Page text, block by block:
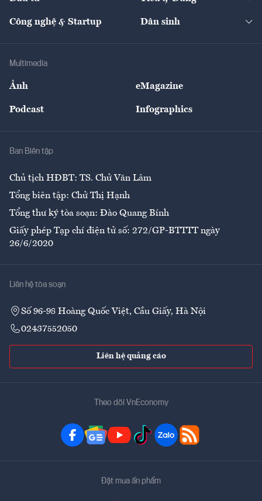
Tư vấn
Thị trường
Nông sản
Giải trí
Công nghệ & Startup Dân sinh
Multimedia
Ảnh eMagazine
Podcast Infographics
Ban Biên tập
Chủ tịch HĐBT: TS. Chử Văn Lâm
Tổng biên tập: Chử Thị Hạnh
Tổng thư ký tòa soạn: Đào Quang Bính
Giấy phép Tạp chí điện tử số: 272/GP-BTTTT ngày
26/6/2020
Liên hệ tòa soạn
Số 96-98 Hoàng Quốc Việt, Cầu Giấy, Hà Nội
02437552050
Liên hệ quảng cáo
Theo dõi VnEconomy
Đặt mua ấn phẩm